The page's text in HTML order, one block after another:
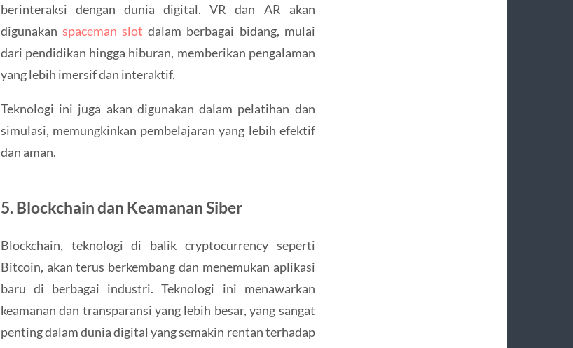
berinteraksi dengan dunia digital. VR dan AR akan
digunakan spaceman slot dalam berbagai bidang, mulai
dari pendidikan hingga hiburan, memberikan pengalaman
yang lebih imersif dan interaktif.
Teknologi ini juga akan digunakan dalam pelatihan dan
simulasi, memungkinkan pembelajaran yang lebih efektif
dan aman.
5. Blockchain dan Keamanan Siber
Blockchain, teknologi di balik cryptocurrency seperti
Bitcoin, akan terus berkembang dan menemukan aplikasi
baru di berbagai industri. Teknologi ini menawarkan
keamanan dan transparansi yang lebih besar, yang sangat
penting dalam dunia digital yang semakin rentan terhadap